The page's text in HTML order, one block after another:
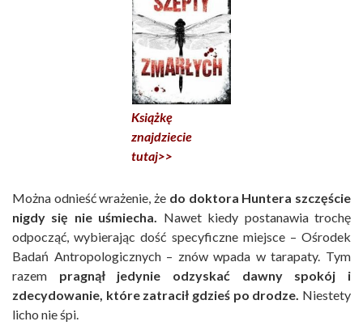
Książkę
znajdziecie
tutaj>>
Można odnieść wrażenie, że do doktora Huntera szczęście
nigdy się nie uśmiecha. Nawet kiedy postanawia trochę
odpocząć, wybierając dość specyficzne miejsce – Ośrodek
Badań Antropologicznych – znów wpada w tarapaty. Tym
razem pragnął jedynie odzyskać dawny spokój i
zdecydowanie, które zatracił gdzieś po drodze. Niestety
licho nie śpi.